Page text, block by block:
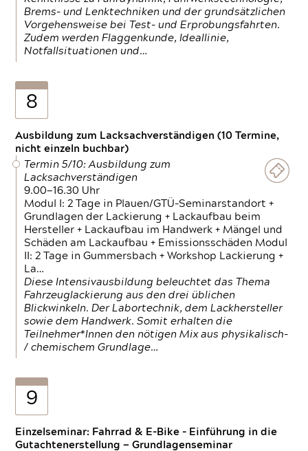
Brems- und Lenktechniken und der grundsätzlichen
Vorgehensweise bei Test- und Erprobungsfahrten.
Zudem werden Flaggenkunde, Ideallinie,
Notfallsituationen und…
8
Ausbildung zum Lacksachverständigen (10 Termine,
nicht einzeln buchbar)
Termin 5/10: Ausbildung zum
Lacksachverständigen
9.00—16.30 Uhr
Modul I: 2 Tage in Plauen/GTÜ-Seminarstandort +
Grundlagen der Lackierung + Lackaufbau beim
Hersteller + Lackaufbau im Handwerk + Mängel und
Schäden am Lackaufbau + Emissionsschäden Modul
II: 2 Tage in Gummersbach + Workshop Lackierung +
La…
Diese Intensivausbildung beleuchtet das Thema
Fahrzeuglackierung aus den drei üblichen
Blickwinkeln. Der Labortechnik, dem Lackhersteller
sowie dem Handwerk. Somit erhalten die
Teilnehmer*Innen den nötigen Mix aus physikalisch-
/ chemischem Grundlage…
9
Einzelseminar: Fahrrad & E-Bike - Einführung in die
Gutachtenerstellung — Grundlagenseminar